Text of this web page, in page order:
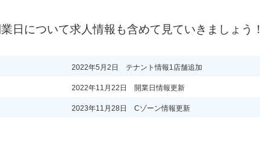
日について求人情報も含めて見ていきましょう！
2022年5月2日 テナント情報1店舗追加
2022年11月22日 開業日情報更新
2023年11月28日 Cゾーン情報更新